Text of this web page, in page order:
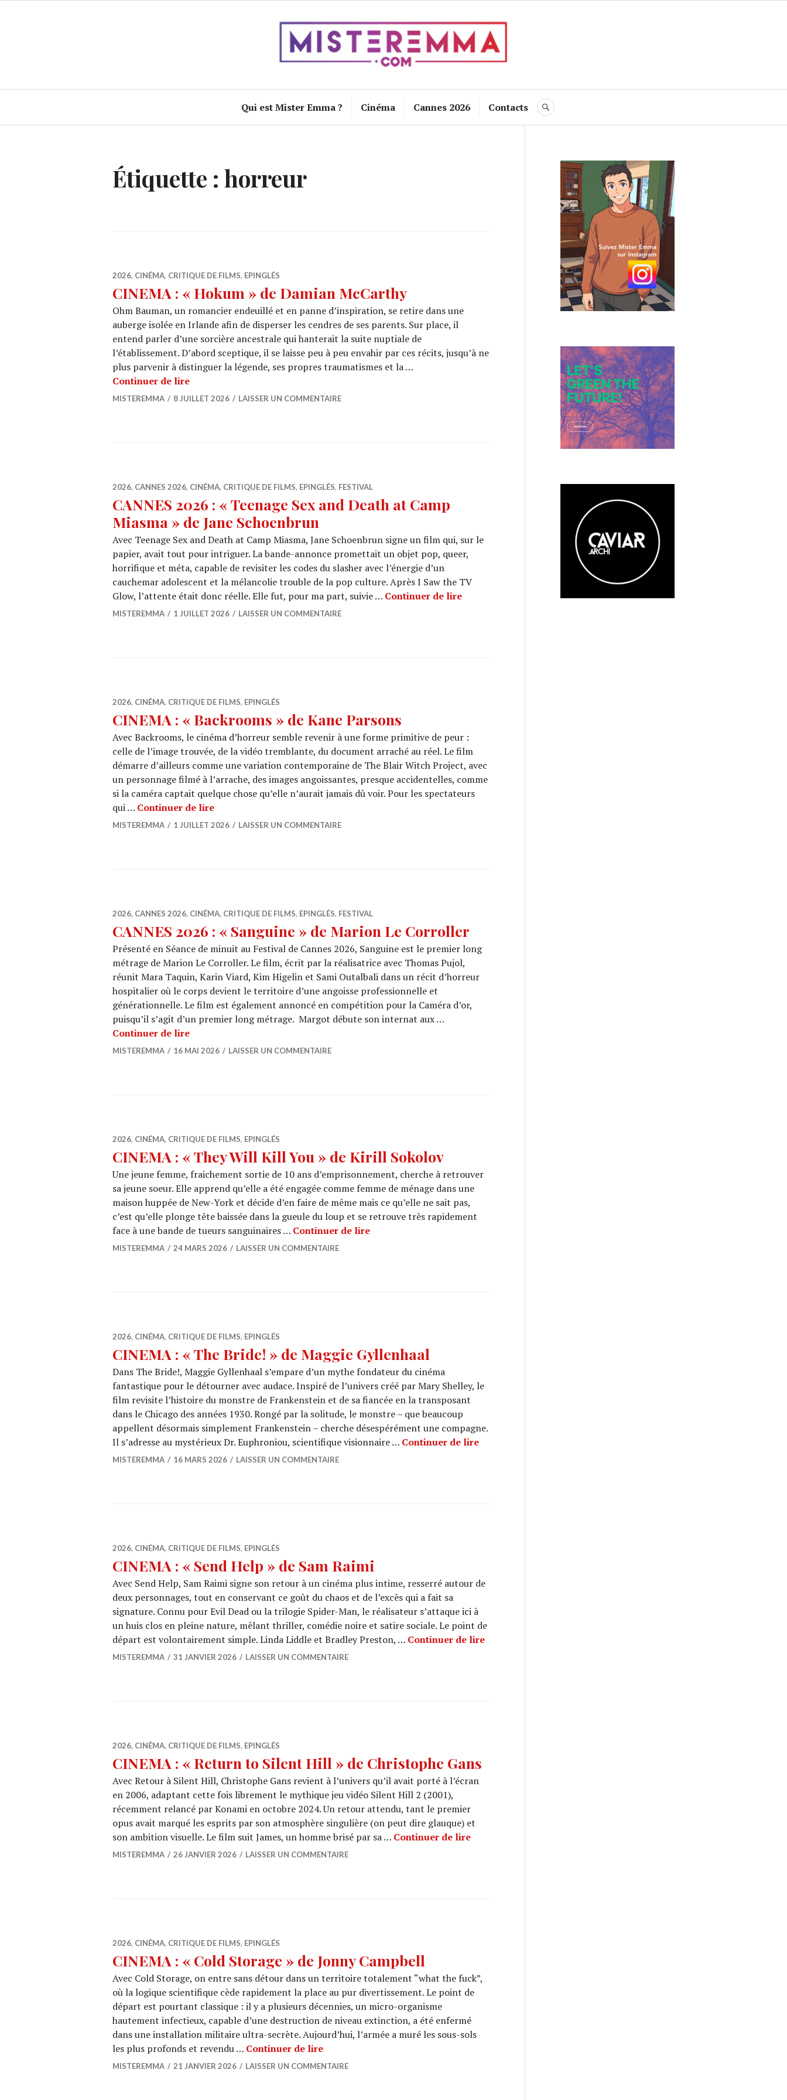
Qui est Mister Emma ? Cinéma Cannes 2026 Contacts RECHERCHE
Étiquette : horreur
2026, CINÉMA, CRITIQUE DE FILMS, EPINGLÉS
CINEMA : « Hokum » de Damian McCarthy
Ohm Bauman, un romancier endeuillé et en panne d’inspiration, se retire dans une
auberge isolée en Irlande afin de disperser les cendres de ses parents. Sur place, il
entend parler d’une sorcière ancestrale qui hanterait la suite nuptiale de
l’établissement. D’abord sceptique, il se laisse peu à peu envahir par ces récits, jusqu’à ne
plus parvenir à distinguer la légende, ses propres traumatismes et la …
Continuer de lireCINEMA : « Hokum » de Damian McCarthy
MISTEREMMA 8 JUILLET 2026 LAISSER UN COMMENTAIRE
2026, CANNES 2026, CINÉMA, CRITIQUE DE FILMS, EPINGLÉS, FESTIVAL
CANNES 2026 : « Teenage Sex and Death at Camp
Miasma » de Jane Schoenbrun
Avec Teenage Sex and Death at Camp Miasma, Jane Schoenbrun signe un film qui, sur le
papier, avait tout pour intriguer. La bande-annonce promettait un objet pop, queer,
horrifique et méta, capable de revisiter les codes du slasher avec l’énergie d’un
cauchemar adolescent et la mélancolie trouble de la pop culture. Après I Saw the TV
Glow, l’attente était donc réelle. Elle fut, pour ma part, suivie … Continuer de lireCANNES 2026 : « Teenage Sex and Death at Camp Miasma » de Jane
MISTEREMMA 1 JUILLET 2026 LAISSER UN COMMENTAIRE
2026, CINÉMA, CRITIQUE DE FILMS, EPINGLÉS
CINEMA : « Backrooms » de Kane Parsons
Avec Backrooms, le cinéma d’horreur semble revenir à une forme primitive de peur :
celle de l’image trouvée, de la vidéo tremblante, du document arraché au réel. Le film
démarre d’ailleurs comme une variation contemporaine de The Blair Witch Project, avec
un personnage filmé à l’arrache, des images angoissantes, presque accidentelles, comme
si la caméra captait quelque chose qu’elle n’aurait jamais dû voir. Pour les spectateurs
qui … Continuer de lireCINEMA : « Backrooms » de Kane Parsons
MISTEREMMA 1 JUILLET 2026 LAISSER UN COMMENTAIRE
2026, CANNES 2026, CINÉMA, CRITIQUE DE FILMS, EPINGLÉS, FESTIVAL
CANNES 2026 : « Sanguine » de Marion Le Corroller
Présenté en Séance de minuit au Festival de Cannes 2026, Sanguine est le premier long
métrage de Marion Le Corroller. Le film, écrit par la réalisatrice avec Thomas Pujol,
réunit Mara Taquin, Karin Viard, Kim Higelin et Sami Outalbali dans un récit d’horreur
hospitalier où le corps devient le territoire d’une angoisse professionnelle et
générationnelle. Le film est également annoncé en compétition pour la Caméra d’or,
puisqu’il s’agit d’un premier long métrage. Margot débute son internat aux …
Continuer de lireCANNES 2026 : « Sanguine » de Marion Le Corroller
MISTEREMMA 16 MAI 2026 LAISSER UN COMMENTAIRE
2026, CINÉMA, CRITIQUE DE FILMS, EPINGLÉS
CINEMA : « They Will Kill You » de Kirill Sokolov
Une jeune femme, fraichement sortie de 10 ans d’emprisonnement, cherche à retrouver
sa jeune soeur. Elle apprend qu’elle a été engagée comme femme de ménage dans une
maison huppée de New-York et décide d’en faire de même mais ce qu’elle ne sait pas,
c’est qu’elle plonge tête baissée dans la gueule du loup et se retrouve très rapidement
face à une bande de tueurs sanguinaires … Continuer de lireCINEMA : « They Will Kill You » de Kirill Sokolov
MISTEREMMA 24 MARS 2026 LAISSER UN COMMENTAIRE
2026, CINÉMA, CRITIQUE DE FILMS, EPINGLÉS
CINEMA : « The Bride! » de Maggie Gyllenhaal
Dans The Bride!, Maggie Gyllenhaal s’empare d’un mythe fondateur du cinéma
fantastique pour le détourner avec audace. Inspiré de l’univers créé par Mary Shelley, le
film revisite l’histoire du monstre de Frankenstein et de sa fiancée en la transposant
dans le Chicago des années 1930. Rongé par la solitude, le monstre – que beaucoup
appellent désormais simplement Frankenstein – cherche désespérément une compagne.
Il s’adresse au mystérieux Dr. Euphroniou, scientifique visionnaire … Continuer de lireCINEMA : « The Bride! » de Maggie Gyllenhaal
MISTEREMMA 16 MARS 2026 LAISSER UN COMMENTAIRE
2026, CINÉMA, CRITIQUE DE FILMS, EPINGLÉS
CINEMA : « Send Help » de Sam Raimi
Avec Send Help, Sam Raimi signe son retour à un cinéma plus intime, resserré autour de
deux personnages, tout en conservant ce goût du chaos et de l’excès qui a fait sa
signature. Connu pour Evil Dead ou la trilogie Spider-Man, le réalisateur s’attaque ici à
un huis clos en pleine nature, mêlant thriller, comédie noire et satire sociale. Le point de
départ est volontairement simple. Linda Liddle et Bradley Preston, … Continuer de lireCINEMA : « Send Help » de Sam Raimi
MISTEREMMA 31 JANVIER 2026 LAISSER UN COMMENTAIRE
2026, CINÉMA, CRITIQUE DE FILMS, EPINGLÉS
CINEMA : « Return to Silent Hill » de Christophe Gans
Avec Retour à Silent Hill, Christophe Gans revient à l’univers qu’il avait porté à l’écran
en 2006, adaptant cette fois librement le mythique jeu vidéo Silent Hill 2 (2001),
récemment relancé par Konami en octobre 2024. Un retour attendu, tant le premier
opus avait marqué les esprits par son atmosphère singulière (on peut dire glauque) et
son ambition visuelle. Le film suit James, un homme brisé par sa … Continuer de lireCINEMA : « Return to Silent Hill » de Christophe Gans
MISTEREMMA 26 JANVIER 2026 LAISSER UN COMMENTAIRE
2026, CINÉMA, CRITIQUE DE FILMS, EPINGLÉS
CINEMA : « Cold Storage » de Jonny Campbell
Avec Cold Storage, on entre sans détour dans un territoire totalement “what the fuck”,
où la logique scientifique cède rapidement la place au pur divertissement. Le point de
départ est pourtant classique : il y a plusieurs décennies, un micro-organisme
hautement infectieux, capable d’une destruction de niveau extinction, a été enfermé
dans une installation militaire ultra-secrète. Aujourd’hui, l’armée a muré les sous-sols
les plus profonds et revendu … Continuer de lireCINEMA : « Cold Storage » de Jonny Campbell
MISTEREMMA 21 JANVIER 2026 LAISSER UN COMMENTAIRE